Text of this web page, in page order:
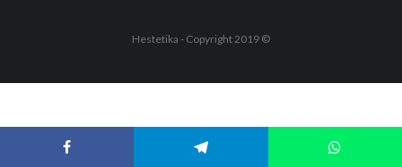
Hestetika - Copyright 2019 ©